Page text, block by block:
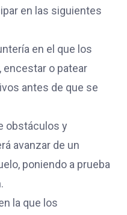
en las siguientes
en el que los
encestar o patear
antes de que se
obstáculos y
avanzar de un
poniendo a prueba
la que los